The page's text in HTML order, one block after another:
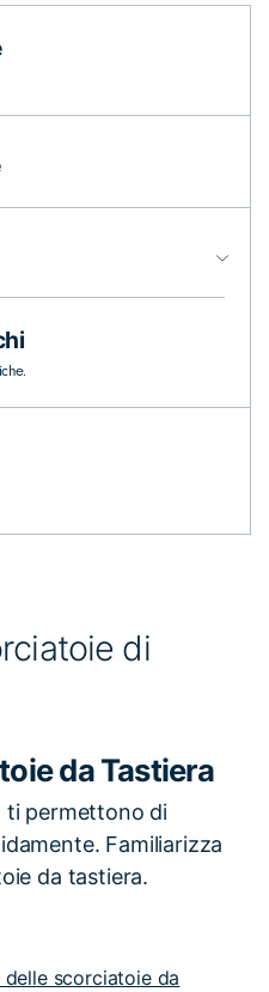
di
da Tastiera
ti permettono di
Familiarizza
da tastiera.
scorciatoie da